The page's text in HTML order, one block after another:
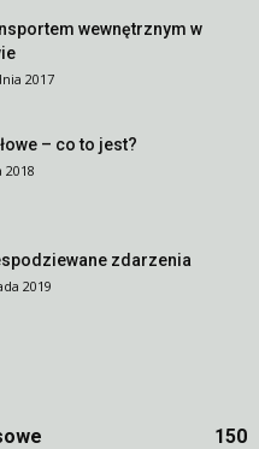
wewnętrznym w
2017
– co to jest?
2018
zdarzenia
2019
150